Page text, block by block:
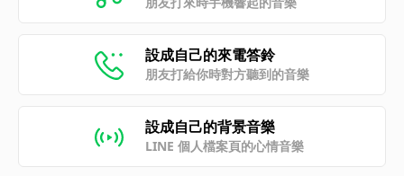
設成自己的來電答鈴
朋友打給你時對方聽到的音樂
設成自己的背景音樂
LINE 個人檔案頁的心情音樂